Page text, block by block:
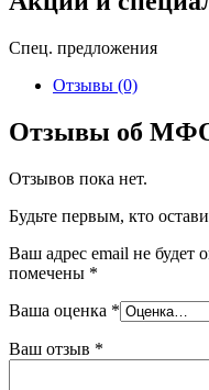
Спец. предложения
Отзывы (0)
Отзывы об МФО
Отзывов пока нет.
Будьте первым, кто
Ваш адрес email не будет
помечены *
Ваша оценка *
Ваш отзыв *